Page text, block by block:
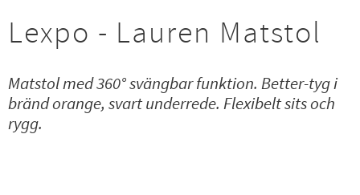
Lexpo - Lauren Matstol
Matstol med 360° svängbar funktion. Better-tyg i
bränd orange, svart underrede. Flexibelt sits och
rygg.